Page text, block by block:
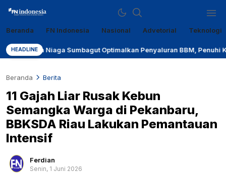
fn-indonesia.com
Sumber Referensi Terpercaya
Beranda FN Indonesia Nasional Advetorial Teknologi
HEADLINE
Niaga Sumbagut Optimalkan Penyaluran BBM, Penuhi Kebutuhan
Beranda Berita
11 Gajah Liar Rusak Kebun
Semangka Warga di Pekanbaru,
BBKSDA Riau Lakukan Pemantauan
Intensif
Ferdian
Senin, 1 Juni 2026